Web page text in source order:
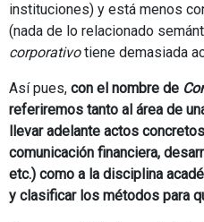
instituciones) y está menos
(nada de lo relacionado
corporativotiene demasiada
Así pues, con el nombre de
referiremos tanto al área de
llevar adelante actos
comunicación financiera,
etc.) como a la disciplina
y clasificar los métodos para